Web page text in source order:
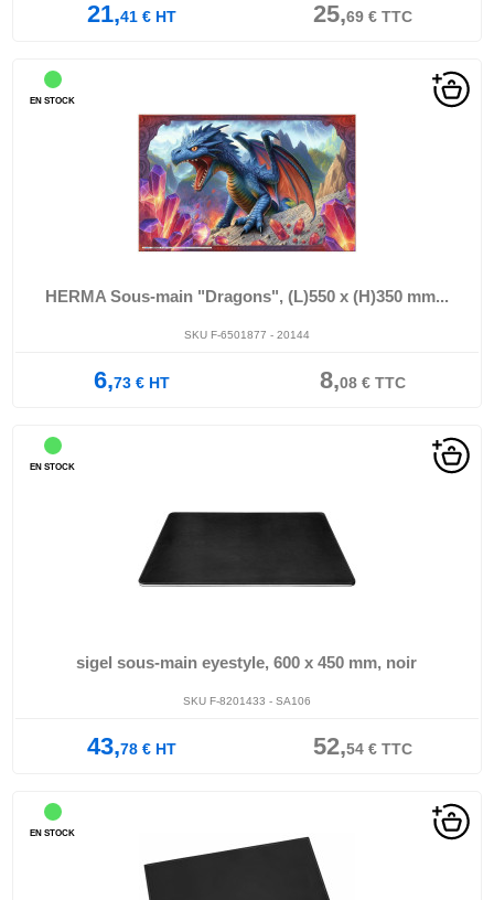
21,41€HT 25,69€TTC
HERMA Sous-main "Dragons", (L)550 x (H)350 mm...
SKU F-6501877 - 20144
6,73€HT 8,08€TTC
EN STOCK
sigel sous-main eyestyle, 600 x 450 mm, noir
SKU F-8201433 - SA106
43,78€HT 52,54€TTC
EN STOCK
EN STOCK